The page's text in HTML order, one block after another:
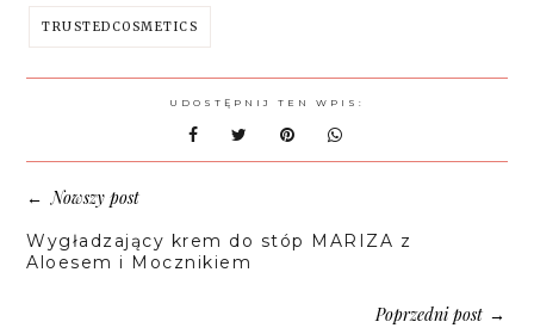
TRUSTEDCOSMETICS
UDOSTĘPNIJ TEN WPIS:
←Nowszy post
Wygładzający krem do stóp MARIZA z
Aloesem i Mocznikiem
Poprzedni post→